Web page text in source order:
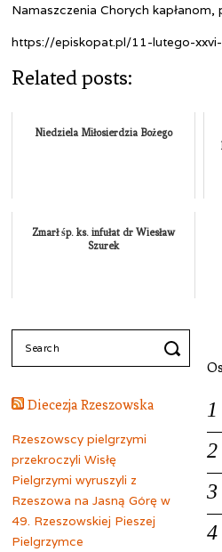
Namaszczenia Chorych
https://episkopat.pl/11-lutego-
Related posts:
Niedziela Miłosierdzia Bożego
Zmarł śp. ks. infułat dr Wiesław
Szurek
Diecezja Rzeszowska
Rzeszowscy pielgrzymi
przekroczyli Wisłę
Pielgrzymi wyruszyli z
Rzeszowa na Jasną Górę w
49. Rzeszowskiej Pieszej
Pielgrzymce